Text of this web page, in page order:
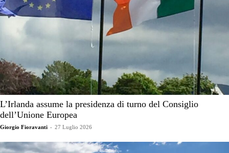
L’Irlanda assume la presidenza di turno del Consiglio
dell’Unione Europea
Giorgio Fioravanti - 27 Luglio 2026